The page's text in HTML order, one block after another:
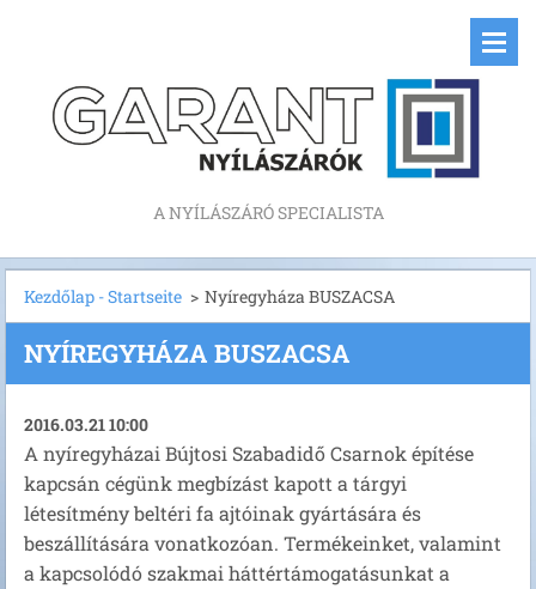
A NYÍLÁSZÁRÓ SPECIALISTA
Kezdőlap - Startseite > Nyíregyháza BUSZACSA
NYÍREGYHÁZA BUSZACSA
2016.03.21 10:00
A nyíregyházai Bújtosi Szabadidő Csarnok építése
kapcsán cégünk megbízást kapott a tárgyi
létesítmény beltéri fa ajtóinak gyártására és
beszállítására vonatkozóan. Termékeinket, valamint
a kapcsolódó szakmai háttértámogatásunkat a